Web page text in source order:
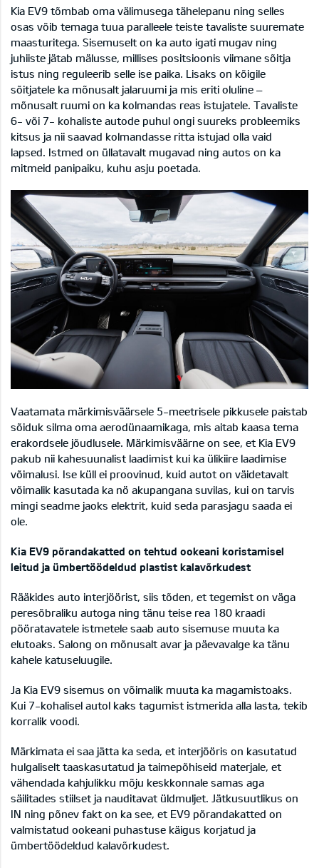
Kia EV9 tõmbab oma välimusega tähelepanu ning selles
osas võib temaga tuua paralleele teiste tavaliste suuremate
maasturitega. Sisemuselt on ka auto igati mugav ning
juhiiste jätab mälusse, millises positsioonis viimane sõitja
istus ning reguleerib selle ise paika. Lisaks on kõigile
sõitjatele ka mõnusalt jalaruumi ja mis eriti oluline –
mõnusalt ruumi on ka kolmandas reas istujatele. Tavaliste
6- või 7- kohaliste autode puhul ongi suureks probleemiks
kitsus ja nii saavad kolmandasse ritta istujad olla vaid
lapsed. Istmed on üllatavalt mugavad ning autos on ka
mitmeid panipaiku, kuhu asju poetada.
Vaatamata märkimisväärsele 5-meetrisele pikkusele paistab
sõiduk silma oma aerodünaamikaga, mis aitab kaasa tema
erakordsele jõudlusele. Märkimisväärne on see, et Kia EV9
pakub nii kahesuunalist laadimist kui ka ülikiire laadimise
võimalusi. Ise küll ei proovinud, kuid autot on väidetavalt
võimalik kasutada ka nö akupangana suvilas, kui on tarvis
mingi seadme jaoks elektrit, kuid seda parasjagu saada ei
ole.
Kia EV9 põrandakatted on tehtud ookeani koristamisel
leitud ja ümbertöödeldud plastist kalavõrkudest
Rääkides auto interjöörist, siis tõden, et tegemist on väga
peresõbraliku autoga ning tänu teise rea 180 kraadi
pööratavatele istmetele saab auto sisemuse muuta ka
elutoaks. Salong on mõnusalt avar ja päevavalge ka tänu
kahele katuseluugile.
Ja Kia EV9 sisemus on võimalik muuta ka magamistoaks.
Kui 7-kohalisel autol kaks tagumist istmerida alla lasta, tekib
korralik voodi.
Märkimata ei saa jätta ka seda, et interjööris on kasutatud
hulgaliselt taaskasutatud ja taimepõhiseid materjale, et
vähendada kahjulikku mõju keskkonnale samas aga
säilitades stiilset ja nauditavat üldmuljet. Jätkusuutlikus on
IN ning põnev fakt on ka see, et EV9 põrandakatted on
valmistatud ookeani puhastuse käigus korjatud ja
ümbertöödeldud kalavõrkudest.